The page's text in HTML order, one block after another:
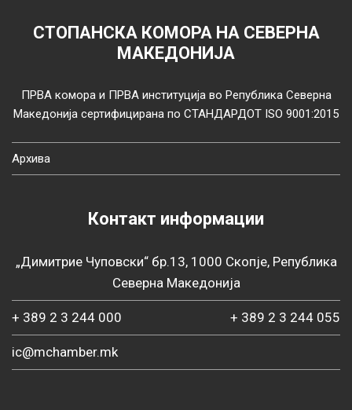
СТОПАНСКА КОМОРА НА СЕВЕРНА
МАКЕДОНИЈА
ПРВА комора и ПРВА институција во Република Северна
Македонија сертифицирана по СТАНДАРДОТ ISO 9001:2015
Архива
Контакт информации
„Димитрие Чуповски“ бр.13, 1000 Скопје, Република
Северна Македонија
+ 389 2 3 244 000 + 389 2 3 244 055
ic@mchamber.mk